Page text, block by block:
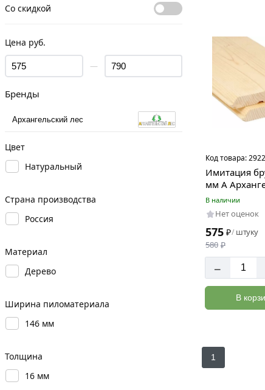
Со скидкой
Цена руб.
—
Бренды
Архангельский лес
Цвет
Натуральный
Страна производства
Россия
Материал
Дерево
Ширина пиломатериала
146 мм
Толщина
16 мм
Код товара:
Имитация
мм А
В наличии
Нет оценок
575 ₽/ штуку
580 ₽
–
В
1